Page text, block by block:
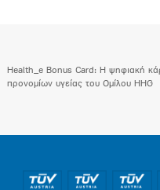
Health_e Bonus Card: H ψηφιακή
προνομίων υγείας του Ομίλου HHG